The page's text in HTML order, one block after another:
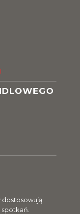
dostosowują